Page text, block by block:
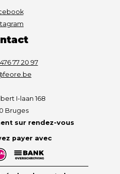
77 20 97
I-laan 168
Bruges
sur rendez-vous
payer avec